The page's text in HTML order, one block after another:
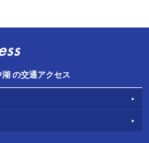
の交通アクセス